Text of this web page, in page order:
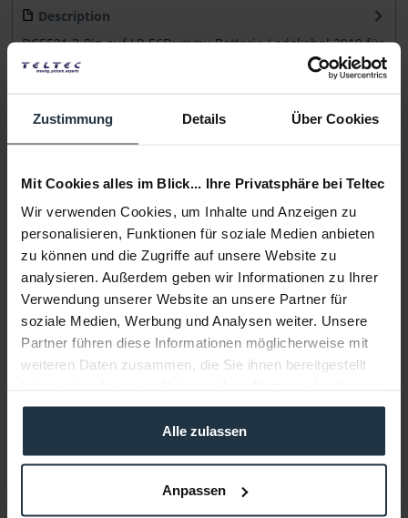
Zustimmung Details Über Cookies
Mit Cookies alles im Blick... Ihre Privatsphäre bei Teltec
Wir verwenden Cookies, um Inhalte und Anzeigen zu
personalisieren, Funktionen für soziale Medien anbieten
zu können und die Zugriffe auf unsere Website zu
analysieren. Außerdem geben wir Informationen zu Ihrer
Verwendung unserer Website an unsere Partner für
soziale Medien, Werbung und Analysen weiter. Unsere
Partner führen diese Informationen möglicherweise mit
weiteren Daten zusammen, die Sie ihnen bereitgestellt
gesammelt haben.
Alle zulassen
Anpassen
Description
DC5521 2-Pin auf LP-E6Dummy-Batterie-Ladekabel 2919 für
EB2504 NP-F Akku Platte...
Manufacturer & Product Safety Information
Folgende Infos zum Hersteller sind verfübar...... more
More articles from +++ SmallRig +++ look at